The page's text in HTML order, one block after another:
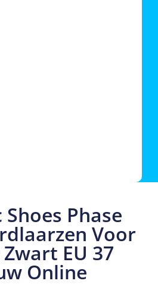
Shoes Phase
Voor
EU 37
Online